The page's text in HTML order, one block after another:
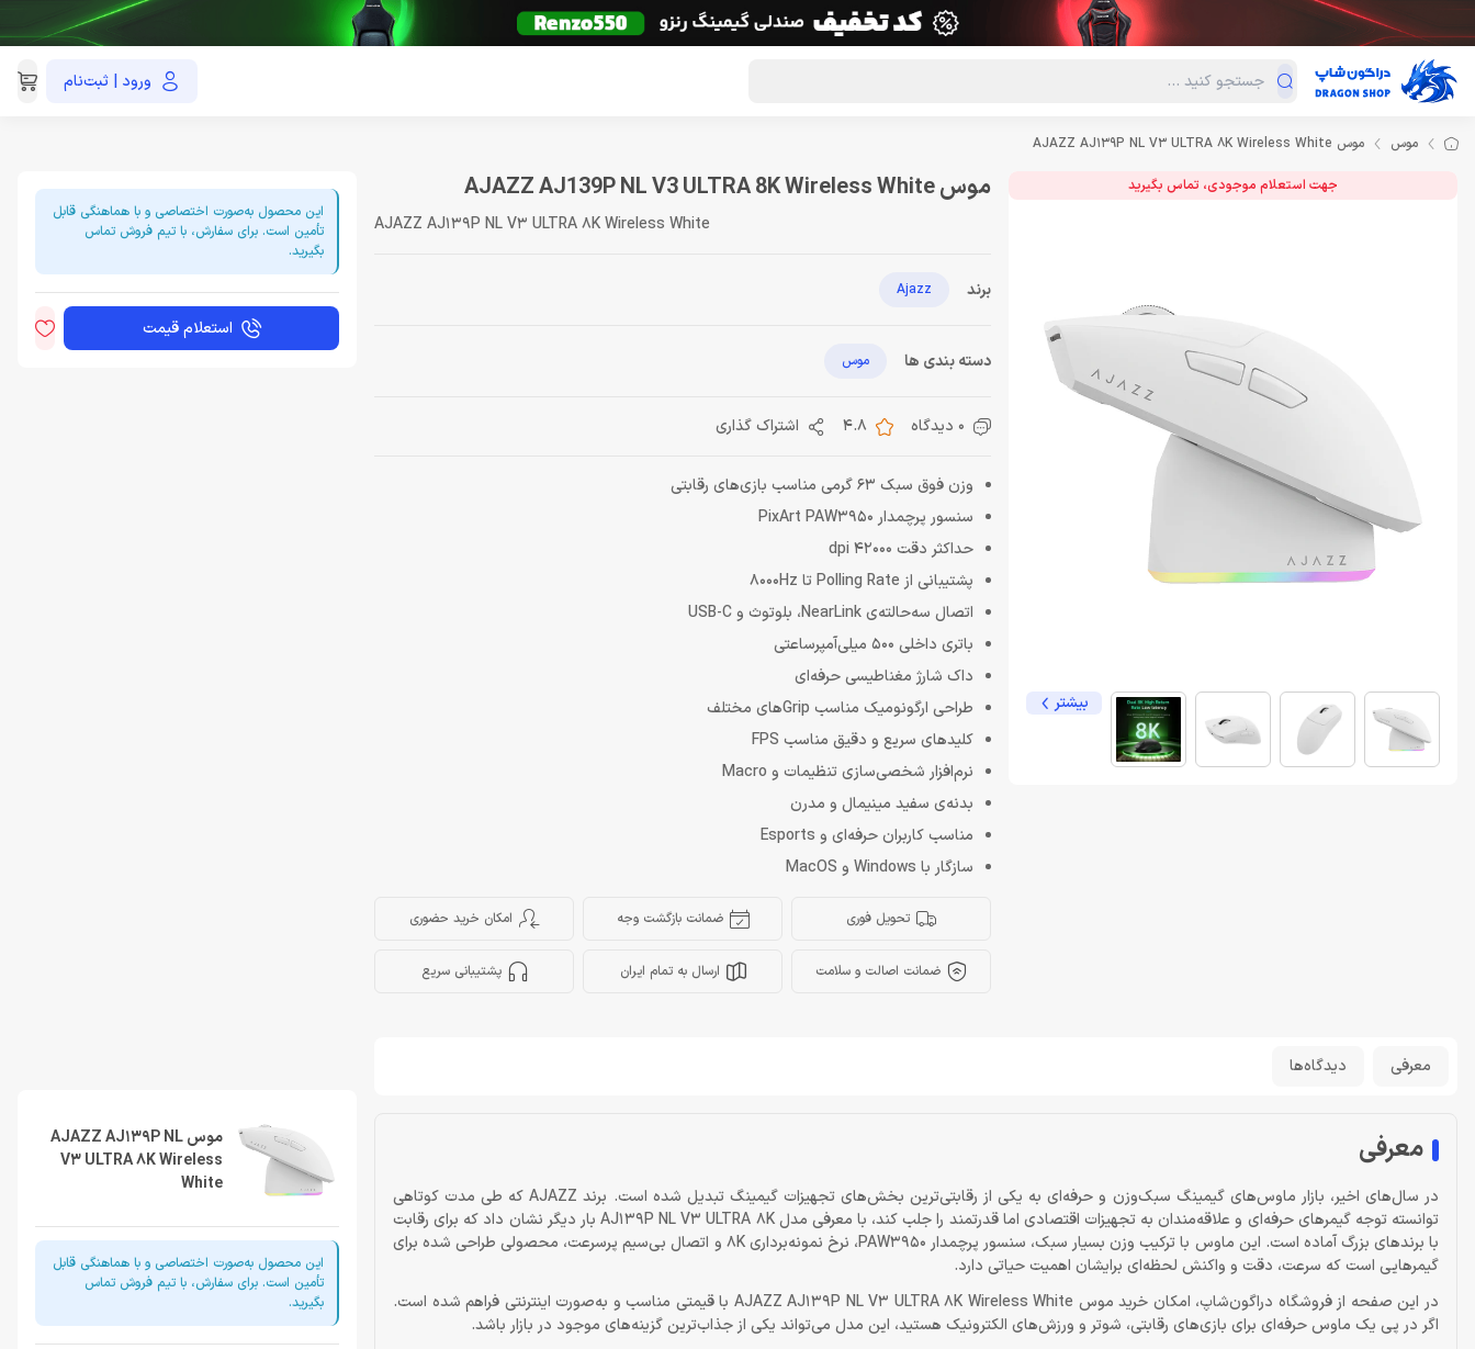
ورود | ثبت‌نام دسته‌بندی محصولات فروش ویژه 021-91035390
موس موس AJAZZ AJ139P NL V3 ULTRA 8K Wireless White
جهت استعلام موجودی، تماس بگیرید
بیشتر
موس AJAZZ AJ139P NL V3 ULTRA 8K Wireless White
AJAZZ AJ139P NL V3 ULTRA 8K Wireless White
برند Ajazz
دسته بندی ها موس
0 دیدگاه 4.8 اشتراک گذاری
وزن فوق سبک 63 گرمی مناسب بازی‌های رقابتی
سنسور پرچمدار PixArt PAW3950
حداکثر دقت 42000 dpi
پشتیبانی از Polling Rate تا 8000Hz
اتصال سه‌حالته‌ی NearLink، بلوتوث و USB-C
باتری داخلی 500 میلی‌آمپرساعتی
داک شارژ مغناطیسی حرفه‌ای
طراحی ارگونومیک مناسب Gripهای مختلف
کلیدهای سریع و دقیق مناسب FPS
نرم‌افزار شخصی‌سازی تنظیمات و Macro
بدنه‌ی سفید مینیمال و مدرن
مناسب کاربران حرفه‌ای و Esports
سازگار با Windows و MacOS
تحویل فوری ضمانت بازگشت وجه امکان خرید حضوری
ضمانت اصالت و سلامت ارسال به تمام ایران پشتیبانی سریع
این محصول به‌صورت اختصاصی و با هماهنگی قابل
تأمین است. برای سفارش، با تیم فروش تماس
بگیرید.
استعلام قیمت
معرفی دیدگاه‌ها
معرفی
در سال‌های اخیر، بازار ماوس‌های گیمینگ سبک‌وزن و حرفه‌ای به یکی از رقابتی‌ترین بخش‌های تجهیزات گیمینگ تبدیل شده است. برند AJAZZ که طی مدت کوتاهی
توانسته توجه گیمرهای حرفه‌ای و علاقه‌مندان به تجهیزات اقتصادی اما قدرتمند را جلب کند، با معرفی مدل AJ139P NL V3 ULTRA 8K بار دیگر نشان داد که برای رقابت
با برندهای بزرگ آماده است. این ماوس با ترکیب وزن بسیار سبک، سنسور پرچمدار PAW3950، نرخ نمونه‌برداری 8K و اتصال بی‌سیم پرسرعت، محصولی طراحی شده برای
گیمرهایی است که سرعت، دقت و واکنش لحظه‌ای برایشان اهمیت حیاتی دارد.
در این صفحه از فروشگاه دراگون‌شاپ، امکان خرید موس AJAZZ AJ139P NL V3 ULTRA 8K Wireless White با قیمتی مناسب و به‌صورت اینترنتی فراهم شده است.
اگر در پی یک ماوس حرفه‌ای برای بازی‌های رقابتی، شوتر و ورزش‌های الکترونیک هستید، این مدل می‌تواند یکی از جذاب‌ترین گزینه‌های موجود در بازار باشد.
موس AJAZZ AJ139P NL
V3 ULTRA 8K Wireless
White
این محصول به‌صورت اختصاصی و با هماهنگی قابل
تأمین است. برای سفارش، با تیم فروش تماس
بگیرید.